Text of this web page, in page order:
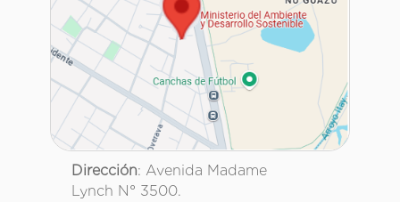
Dirección: Avenida Madame
Lynch N° 3500.